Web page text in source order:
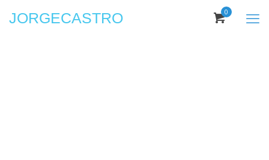
JORGECASTRO 0